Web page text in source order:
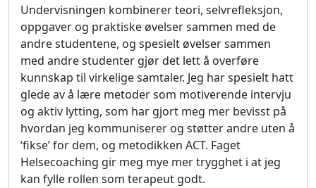
Undervisningen kombinerer teori, selvrefleksjon,
oppgaver og praktiske øvelser sammen med de
andre studentene, og spesielt øvelser sammen
med andre studenter gjør det lett å overføre
kunnskap til virkelige samtaler. Jeg har spesielt hatt
glede av å lære metoder som motiverende intervju
og aktiv lytting, som har gjort meg mer bevisst på
hvordan jeg kommuniserer og støtter andre uten å
‘fikse’ for dem, og metodikken ACT. Faget
Helsecoaching gir meg mye mer trygghet i at jeg
kan fylle rollen som terapeut godt.